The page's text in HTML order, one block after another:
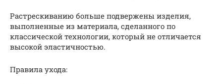
Растрескиванию больше подвержены изделия,
выполненные из материала, сделанного по
классической технологии, который не отличается
высокой эластичностью.
Правила ухода: